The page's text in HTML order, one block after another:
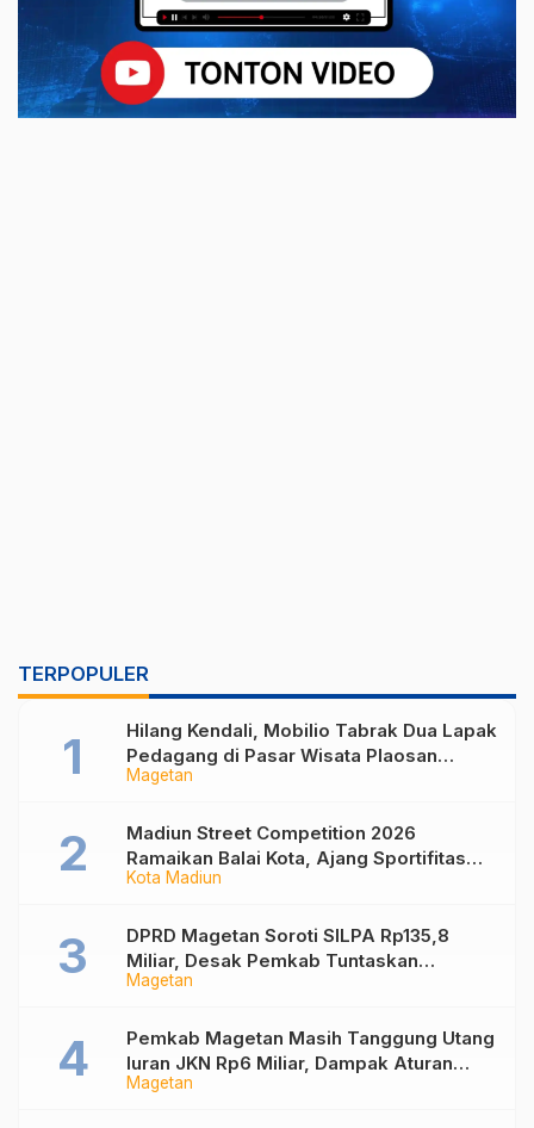
TERPOPULER
Magetan
Hilang Kendali, Mobilio Tabrak Dua Lapak
Pedagang di Pasar Wisata Plaosan
Magetan
Kota Madiun
Madiun Street Competition 2026
Ramaikan Balai Kota, Ajang Sportifitas
Anak Muda dari Basket 3×3 hingga Mural
Magetan
DPRD Magetan Soroti SILPA Rp135,8
Miliar, Desak Pemkab Tuntaskan
Kelebihan Bayar Proyek
Magetan
Pemkab Magetan Masih Tanggung Utang
Iuran JKN Rp6 Miliar, Dampak Aturan
Berlaku Surut dan Tekanan Fiskal